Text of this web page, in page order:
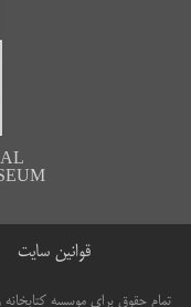
قوانین سایت
تمام حقوق برای موسسه